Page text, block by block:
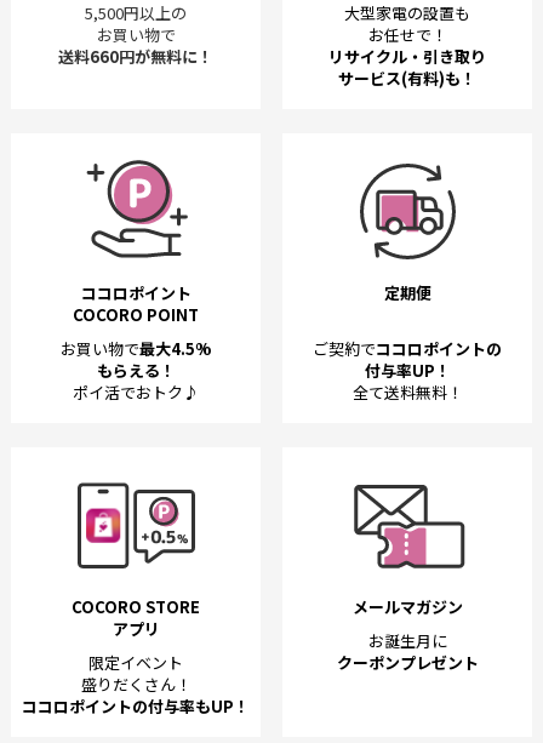
5,500円以上の
お買い物で
送料660円が無料に！
大型家電の設置も
お任せで！
リサイクル・引き取り
サービス(有料)も！
ココロポイント
COCORO POINT
お買い物で最大4.5%
もらえる！
ポイ活でおトク♪
定期便
ご契約でココロポイントの
付与率UP！
全て送料無料！
COCORO STORE
アプリ
限定イベント
盛りだくさん！
ココロポイントの付与率もUP！
メールマガジン
お誕生月に
クーポンプレゼント